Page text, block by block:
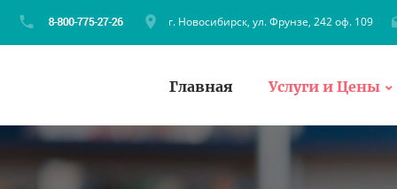
г. Новосибирск, ул. Фрунзе, 242 оф. 109
Главная Услуги и Цены